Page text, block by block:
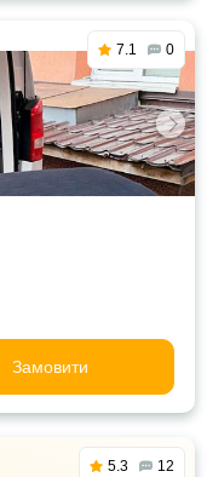
7.1 0
Замовити
5.3 12